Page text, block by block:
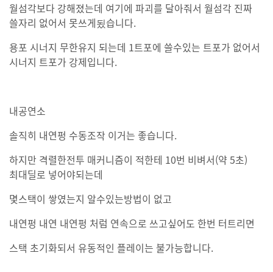
월섬각보다 강해졌는데 여기에 파괴를 달아줘서 월섬각 진짜
쓸자리 없어서 못쓰게됬습니다.
용포 시너지 무한유지 되는데 1트포에 쓸수있는 트포가 없어서
시너지 트포가 강제입니다.
내공연소
솔직히 내연펑 수동조작 이거는 좋습니다.
하지만 격렬한전투 매커니즘이 적한테 10번 비벼서(약 5초)
최대딜로 넣어야되는데
몇스택이 쌓였는지 알수있는방법이 없고
내연펑 내연 내연펑 처럼 연속으로 쓰고싶어도 한번 터트리면
스택 초기화되서 유동적인 플레이는 불가능합니다.